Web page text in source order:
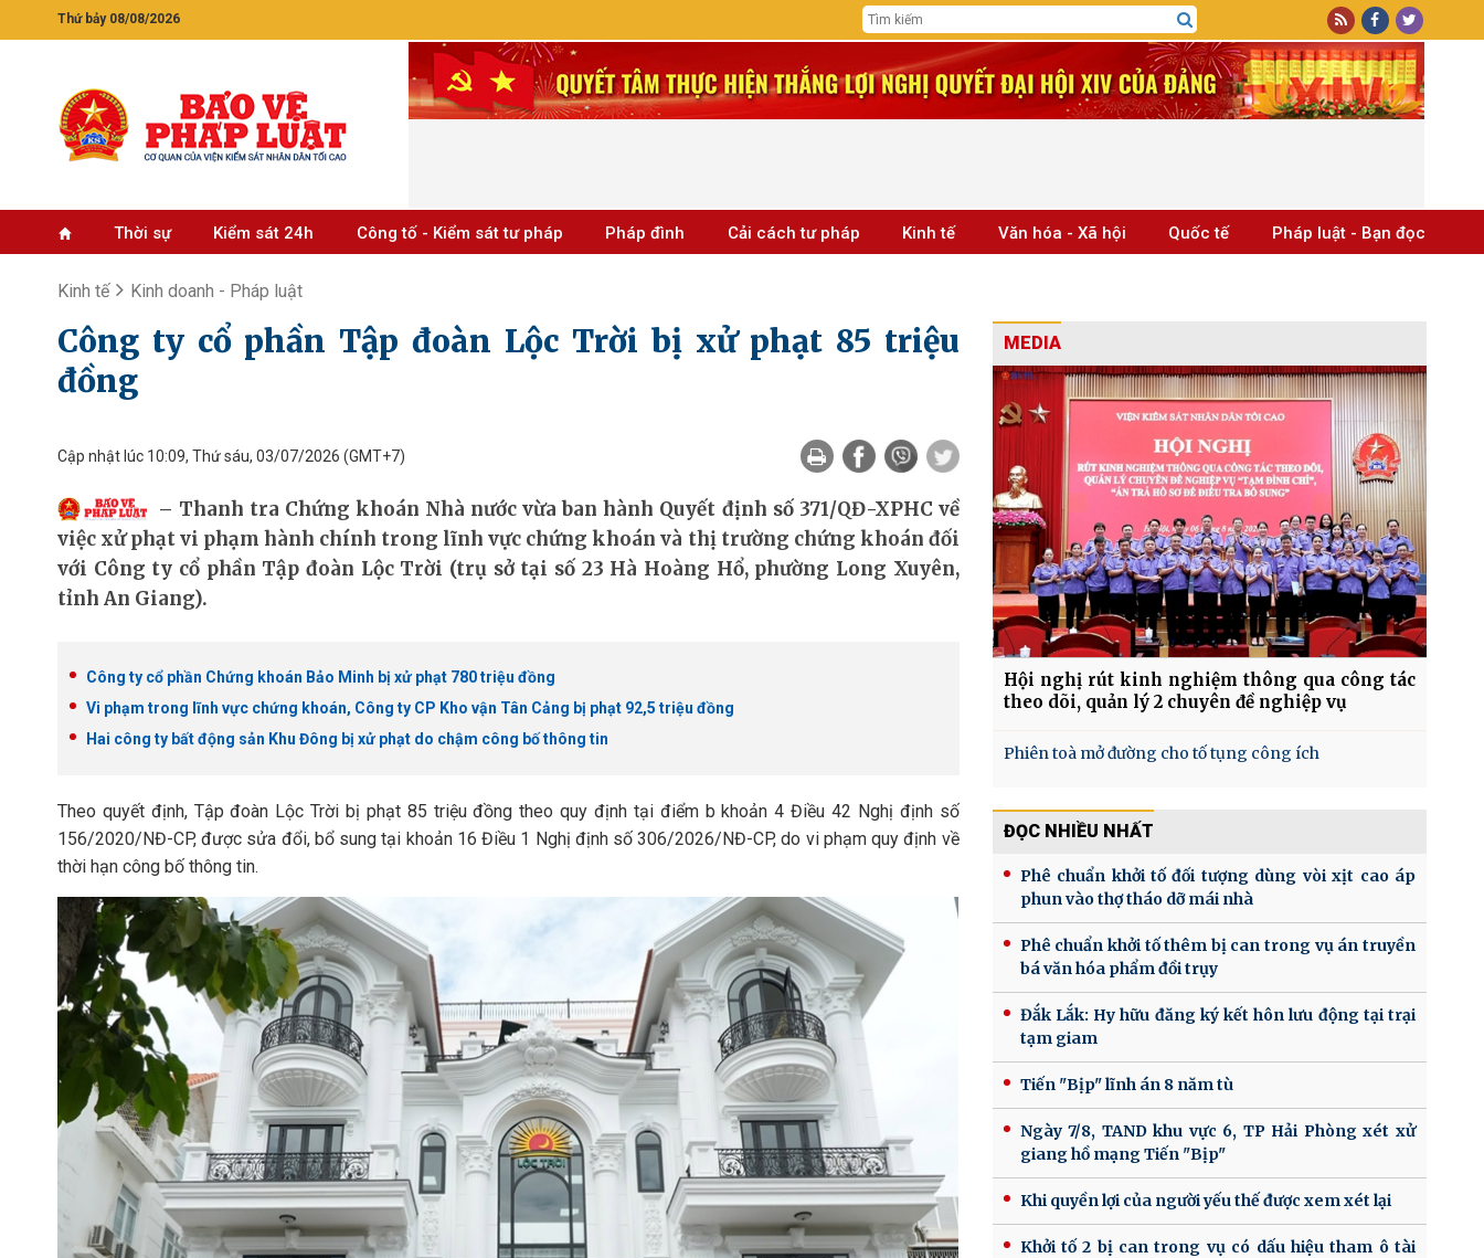
Thứ bảy 08/08/2026
Thời sự Kiểm sát 24h Công tố - Kiểm sát tư pháp Pháp đình Cải cách tư pháp Kinh tế Văn hóa - Xã hội Quốc tế Pháp luật - Bạn đọc
Kinh tế Kinh doanh - Pháp luật
Công ty cổ phần Tập đoàn Lộc Trời bị xử phạt 85 triệu
đồng
Cập nhật lúc 10:09, Thứ sáu, 03/07/2026 (GMT+7)
Thanh tra Chứng khoán Nhà nước vừa ban hành Quyết định số 371/QĐ-XPHC về
việc xử phạt vi phạm hành chính trong lĩnh vực chứng khoán và thị trường chứng khoán đối
với Công ty cổ phần Tập đoàn Lộc Trời (trụ sở tại số 23 Hà Hoàng Hổ, phường Long Xuyên,
tỉnh An Giang).
Công ty cổ phần Chứng khoán Bảo Minh bị xử phạt 780 triệu đồng
Vi phạm trong lĩnh vực chứng khoán, Công ty CP Kho vận Tân Cảng bị phạt 92,5 triệu đồng
Hai công ty bất động sản Khu Đông bị xử phạt do chậm công bố thông tin
Theo quyết định, Tập đoàn Lộc Trời bị phạt 85 triệu đồng theo quy định tại điểm b khoản 4 Điều 42 Nghị định số
156/2020/NĐ-CP, được sửa đổi, bổ sung tại khoản 16 Điều 1 Nghị định số 306/2026/NĐ-CP, do vi phạm quy định về
thời hạn công bố thông tin.
MEDIA
Hội nghị rút kinh nghiệm thông qua công tác
theo dõi, quản lý 2 chuyên đề nghiệp vụ
Phiên toà mở đường cho tố tụng công ích
ĐỌC NHIỀU NHẤT
Phê chuẩn khởi tố đối tượng dùng vòi xịt cao áp
phun vào thợ tháo dỡ mái nhà
Phê chuẩn khởi tố thêm bị can trong vụ án truyền
bá văn hóa phẩm đồi trụy
Đắk Lắk: Hy hữu đăng ký kết hôn lưu động tại trại
tạm giam
Tiến "Bịp" lĩnh án 8 năm tù
Ngày 7/8, TAND khu vực 6, TP Hải Phòng xét xử
giang hồ mạng Tiến "Bịp"
Khi quyền lợi của người yếu thế được xem xét lại
Khởi tố 2 bị can trong vụ có dấu hiệu tham ô tài